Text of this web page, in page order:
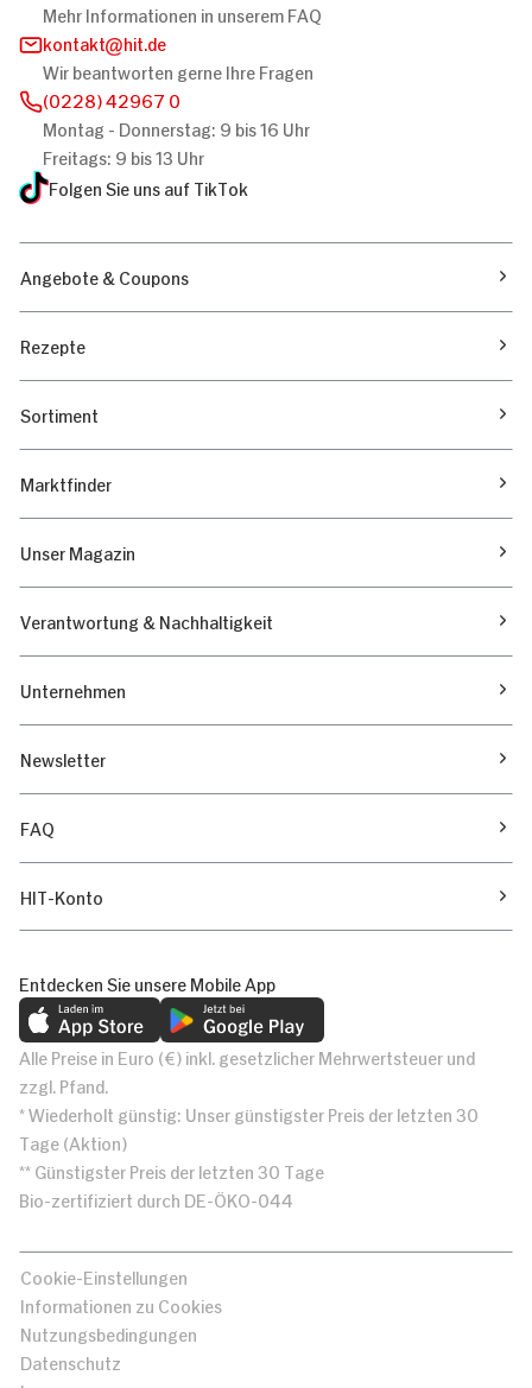
Mehr Informationen in unserem FAQ
kontakt
hit.de
Wir beantworten gerne Ihre Fragen
(0228) 42967 0
Montag - Donnerstag: 9 bis 16 Uhr
Freitags: 9 bis 13 Uhr
Folgen Sie uns auf TikTok
Angebote & Coupons
Rezepte
Sortiment
Marktfinder
Unser Magazin
Verantwortung & Nachhaltigkeit
Unternehmen
Newsletter
FAQ
HIT-Konto
Entdecken Sie unsere Mobile App
Alle Preise in Euro (€) inkl. gesetzlicher Mehrwertsteuer und
zzgl. Pfand.
* Wiederholt günstig: Unser günstigster Preis der letzten 30
Tage (Aktion)
** Günstigster Preis der letzten 30 Tage
Bio-zertifiziert durch DE-ÖKO-044
Cookie-Einstellungen
Informationen zu Cookies
Nutzungsbedingungen
Datenschutz